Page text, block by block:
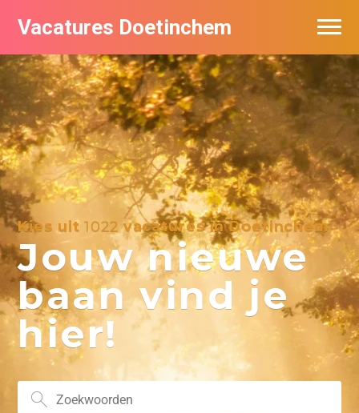
Vacatures Doetinchem
Kies uit1022vacatures in Doetinchem
Jouw nieuwe
baan vind je
hier!
Vacatures per bedrijf
De populairste vacatures in Doetinchem
Nieuwsbrief feed